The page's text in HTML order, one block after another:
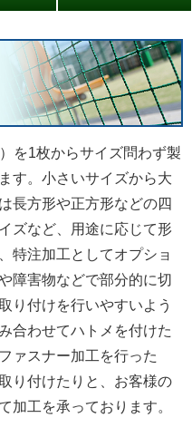
を1枚からサイズ問わず製
す。小さいサイズから大
長方形や正方形などの四
ズなど、用途に応じて形
特注加工としてオプショ
障害物などで部分的に切
り付けを行いやすいよう
合わせてハトメを付けた
ァスナー加工を行った
り付けたりと、お客様の
加工を承っております。